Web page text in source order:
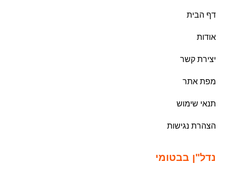
דף הבית
אודות
יצירת קשר
מפת אתר
תנאי שימוש
הצהרת נגישות
נדל"ן בבטומי